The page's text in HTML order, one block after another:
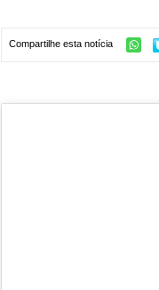
Compartilhe esta notícia